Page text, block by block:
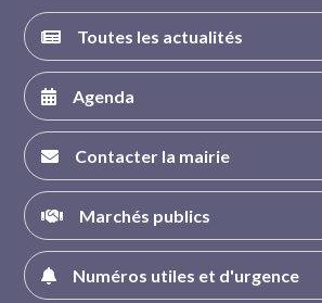
Toutes les actualités
Agenda
Contacter la mairie
Marchés publics
Numéros utiles et d'urgence